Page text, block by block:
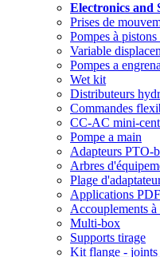
Electronics and
Prises de
Pompes à
Variable
Pompes a
Wet kit
Distributeurs
Commandes
CC-AC mini-
Pompe a main
Adapteurs PTO-
Arbres
Plage
Applications
Accouplements
Multi-box
Supports tirage
Kit flange - joints